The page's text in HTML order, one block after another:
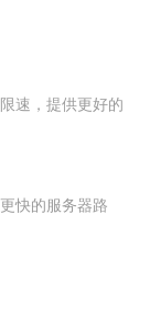
速，提供更好的
快的服务器路